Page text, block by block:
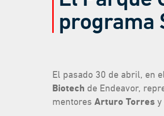
programa
El pasado 30 de abril, en
Biotech de Endeavor,
mentores Arturo Torres y